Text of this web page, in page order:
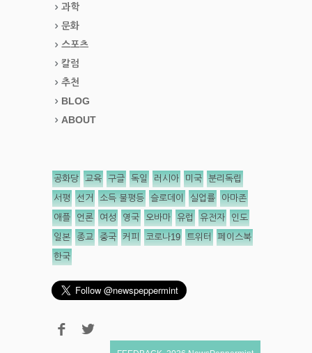
과학
문화
스포츠
칼럼
추천
BLOG
ABOUT
공화당 교육 구글 독일 러시아 미국 분리독립
서평 선거 소득 불평등 슬로데이 실업률 아마존
애플 언론 여성 영국 오바마 유럽 유전자 인도
일본 종교 중국 커피 코로나19 트위터 페이스북
한국